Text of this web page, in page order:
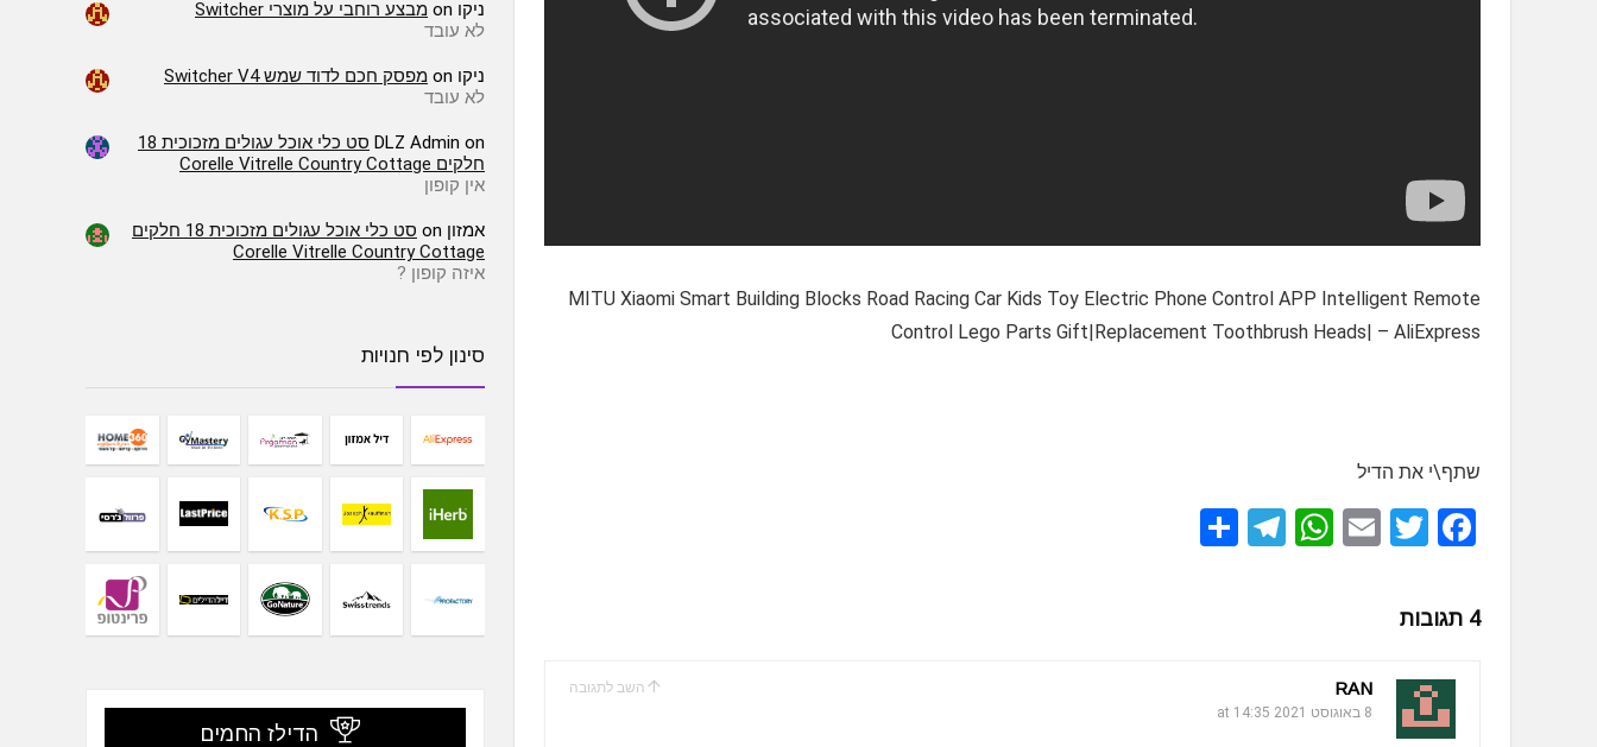
MITU Xiaomi Smart Building Blocks Road Racing Car Kids Toy Electric Phone Control APP Intelligent Remote
Control Lego Parts Gift|Replacement Toothbrush Heads| – AliExpress
שתף\י את הדיל
F
ce
b
o
o
T
E
W
p
T
m
4 תגובות
השב לתגובה RAN
8 באוגוסט 2021 at 14:35
ניקו on מבצע רוחבי על מוצרי Switcher
לא עובד
ניקו on מפסק חכם לדוד שמש Switcher V4
לא עובד
DLZ Admin on
סט כלי אוכל עגולים מזכוכית 18
חלקים Corelle Vitrelle Country Cottage
אין קופון
אמזון on
סט כלי אוכל עגולים מזכוכית 18 חלקים
Corelle Vitrelle Country Cottage
איזה קופון ?
סינון לפי חנויות
הדילז החמים